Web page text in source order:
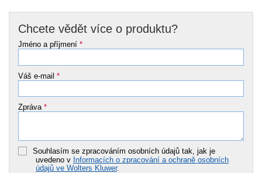
Chcete vědět více o produktu?
Jméno a příjmení *
Váš e-mail *
Zpráva *
Souhlasím se zpracováním osobních údajů tak, jak je
uvedeno v Informacích o zpracování a ochraně osobních
údajů ve Wolters Kluwer.